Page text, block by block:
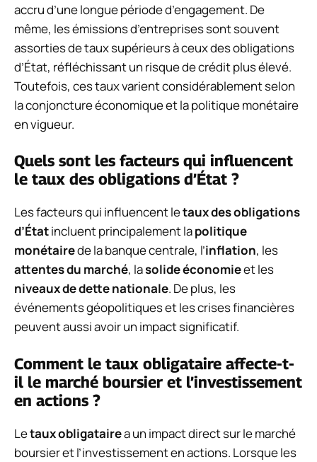
accru d’une longue période d’engagement. De
même, les émissions d’entreprises sont souvent
assorties de taux supérieurs à ceux des obligations
d’État, réfléchissant un risque de crédit plus élevé.
Toutefois, ces taux varient considérablement selon
la conjoncture économique et la politique monétaire
en vigueur.
Quels sont les facteurs qui influencent
le taux des obligations d’État ?
Les facteurs qui influencent letaux des obligations
d’Étatincluent principalement lapolitique
monétairede la banque centrale, l’inflation, les
attentes du marché, lasolide économieet les
niveaux de dette nationale. De plus, les
événements géopolitiques et les crises financières
peuvent aussi avoir un impact significatif.
Comment le taux obligataire affecte-t-
il le marché boursier et l’investissement
en actions ?
Letaux obligatairea un impact direct sur le marché
boursier et l’investissement en actions. Lorsque les